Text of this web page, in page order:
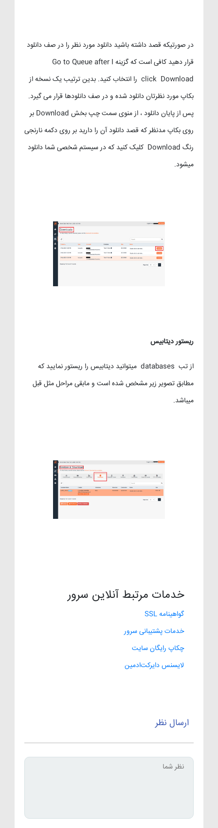
در صورتیکه قصد داشته باشید دانلود مورد نظر را در صف دانلود
قرار دهید کافی است که گزینه Go to Queue after I
click Download را انتخاب کنید. بدین ترتیب یک نسخه از
بکاپ مورد نظرتان دانلود شده و در صف دانلودها قرار می گیرد.
پس از پایان دانلود ، از منوی سمت چپ بخش Download بر
روی بکاپ مدنظر که قصد دانلود آن را دارید بر روی دکمه نارنجی
رنگ Download کلیک کنید که در سیستم شخصی شما دانلود
میشود.
ریستور دیتابیس
از تب databases میتوانید دیتابیس را ریستور نمایید که
مطابق تصویر زیر مشخص شده است و مابقی مراحل مثل قبل
میباشد.
خدمات مرتبط آنلاین سرور
گواهینامه SSL
خدمات پشتیبانی سرور
چکاپ رایگان سایت
لایسنس دایرکت‌ادمین
ارسال نظر